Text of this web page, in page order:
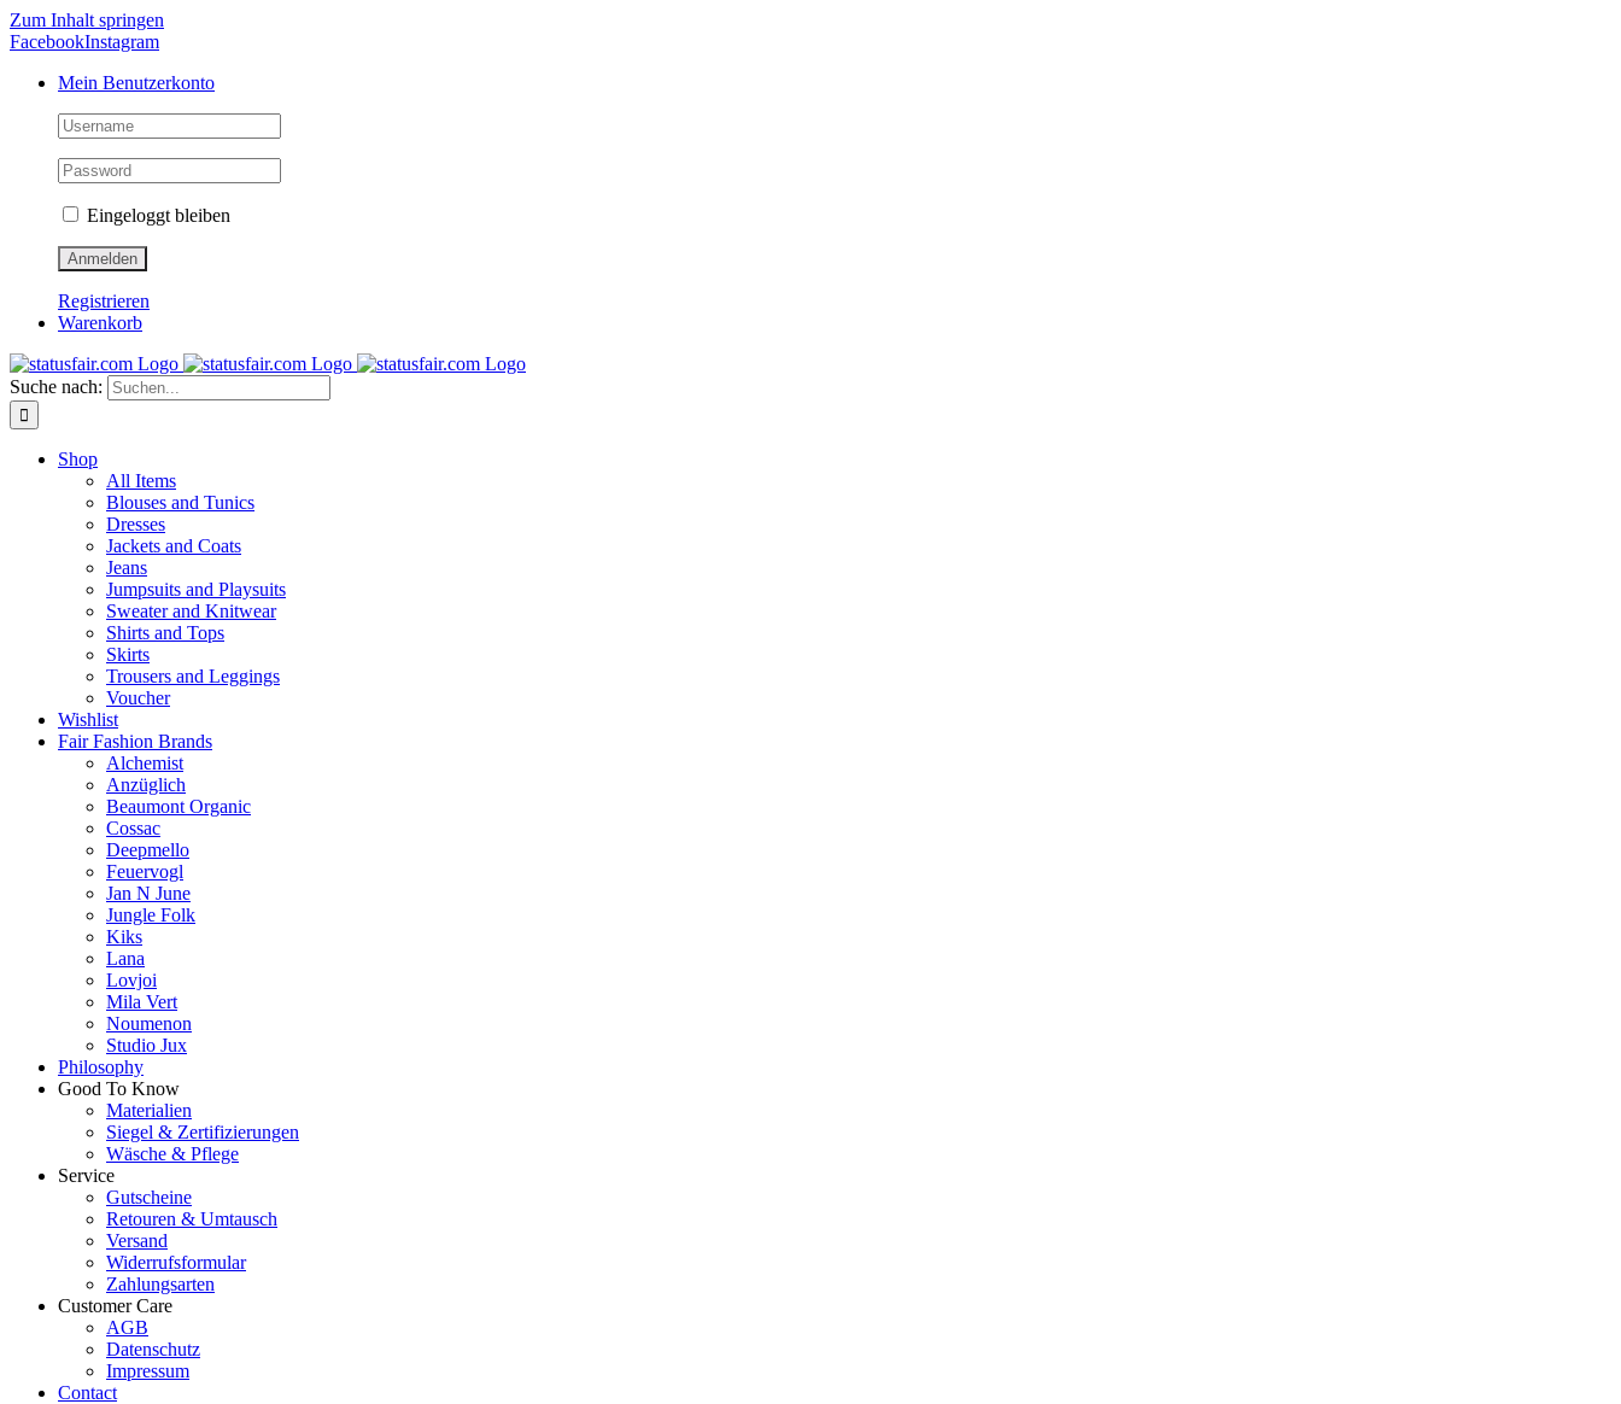
Zum Inhalt springen
FacebookInstagram
Mein Benutzerkonto
Eingeloggt bleiben
Registrieren
Warenkorb
Suche nach:
Shop
All Items
Blouses and Tunics
Dresses
Jackets and Coats
Jeans
Jumpsuits and Playsuits
Sweater and Knitwear
Shirts and Tops
Skirts
Trousers and Leggings
Voucher
Wishlist
Fair Fashion Brands
Alchemist
Anzüglich
Beaumont Organic
Cossac
Deepmello
Feuervogl
Jan N June
Jungle Folk
Kiks
Lana
Lovjoi
Mila Vert
Noumenon
Studio Jux
Philosophy
Good To Know
Materialien
Siegel & Zertifizierungen
Wäsche & Pflege
Service
Gutscheine
Retouren & Umtausch
Versand
Widerrufsformular
Zahlungsarten
Customer Care
AGB
Datenschutz
Impressum
Contact